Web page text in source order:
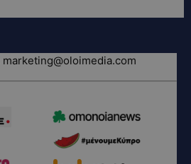
marketing@oloimedia.com